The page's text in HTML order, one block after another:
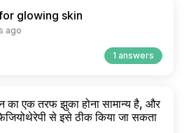
glowing skin
ago
1 answers
का एक तरफ झुका होना सामान्य है, और
से इसे ठीक किया जा सकता